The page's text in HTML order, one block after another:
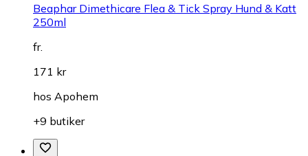
Beaphar Dimethicare Flea & Tick Spray Hund & Katt
250ml
fr.
171 kr
hos Apohem
+9 butiker